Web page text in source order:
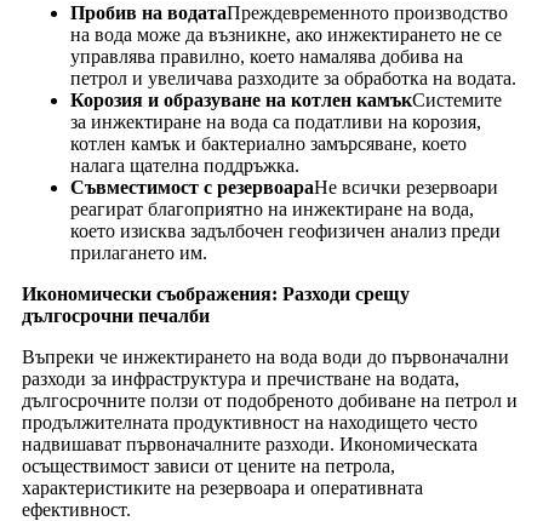
Пробив на водатаПреждевременното производство
на вода може да възникне, ако инжектирането не се
управлява правилно, което намалява добива на
петрол и увеличава разходите за обработка на водата.
Корозия и образуване на котлен камъкСистемите
за инжектиране на вода са податливи на корозия,
котлен камък и бактериално замърсяване, което
налага щателна поддръжка.
Съвместимост с резервоараНе всички резервоари
реагират благоприятно на инжектиране на вода,
което изисква задълбочен геофизичен анализ преди
прилагането им.
Икономически съображения: Разходи срещу
дългосрочни печалби
Въпреки че инжектирането на вода води до първоначални
разходи за инфраструктура и пречистване на водата,
дългосрочните ползи от подобреното добиване на петрол и
продължителната продуктивност на находището често
надвишават първоначалните разходи. Икономическата
осъществимост зависи от цените на петрола,
характеристиките на резервоара и оперативната
ефективност.